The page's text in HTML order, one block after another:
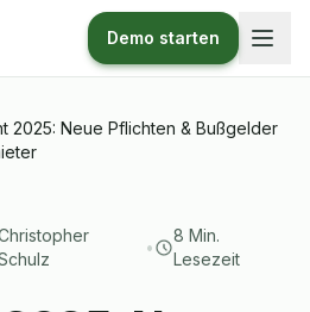
Demo starten
2025: Neue Pflichten & Bußgelder
•
8 Min.
Lesezeit